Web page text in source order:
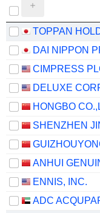
TOPPAN
CIMPRESS
DELUXE
HONGBO
ENNIS, INC.
ADC